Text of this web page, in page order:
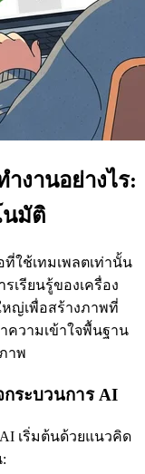
งานอย่างไร:
นมัติ
ที่ใช้เทมเพลตเท่านั้น
เรียนรู้ของเครื่อง
ญ่เพื่อสร้างภาพที่
วามเข้าใจพื้นฐาน
าพ
กระบวนการ AI
เริ่มต้นด้วยแนวคิด